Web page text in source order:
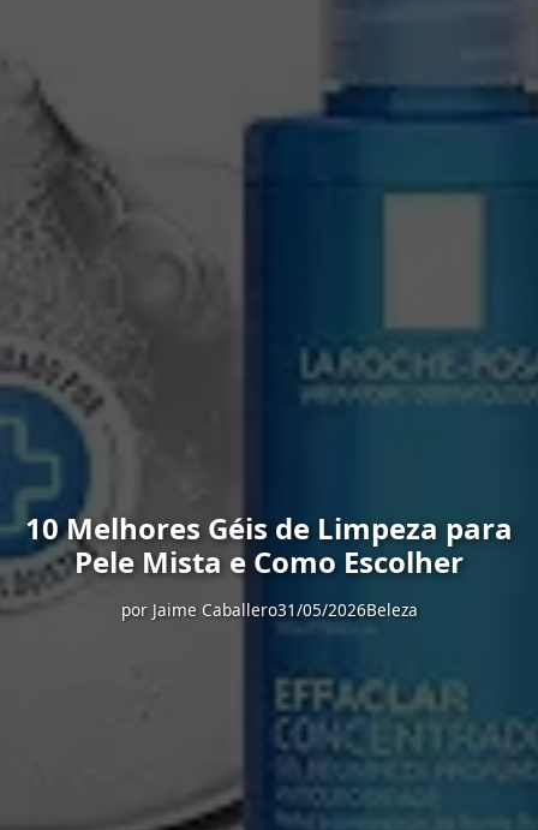
10 Melhores Géis de Limpeza para
Pele Mista e Como Escolher
por Jaime Caballero31/05/2026Beleza